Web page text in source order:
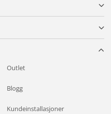
Outlet
Blogg
Kundeinstallasjoner